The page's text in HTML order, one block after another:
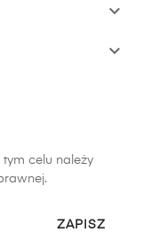


celu należy
ZAPISZ